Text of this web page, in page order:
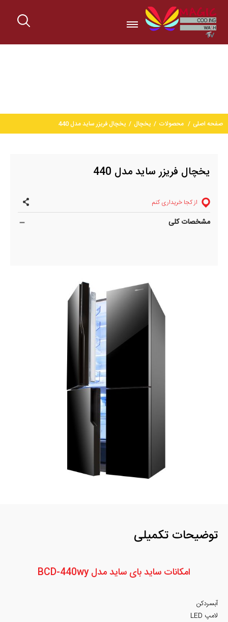
صفحه اصلی محصولات یخچال یخچال فریزر ساید مدل 440
یخچال فریزر ساید مدل 440
از کجا خریداری کنم
مشخصات کلی
توضیحات تکمیلی
امکانات ساید بای ساید مدل BCD-440wy
آبسردکن
لامپ LED